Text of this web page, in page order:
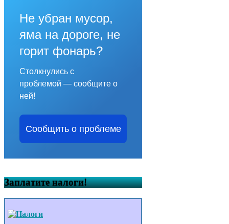
Не убран мусор,
яма на дороге, не
горит фонарь?
Столкнулись с
проблемой — сообщите о
ней!
Сообщить о проблеме
Заплатите налоги!